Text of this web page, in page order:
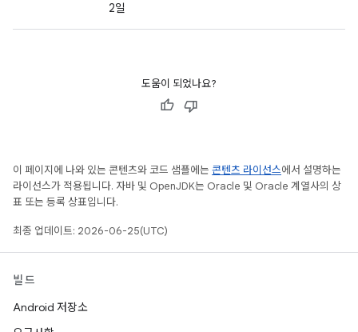
2일
도움이 되었나요?
이 페이지에 나와 있는 콘텐츠와 코드 샘플에는 콘텐츠 라이선스에서 설명하는
라이선스가 적용됩니다. 자바 및 OpenJDK는 Oracle 및 Oracle 계열사의 상
표 또는 등록 상표입니다.
최종 업데이트: 2026-06-25(UTC)
빌드
Android 저장소